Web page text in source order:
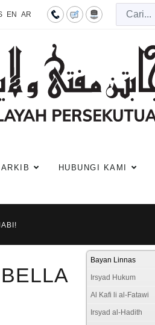
EN AR
ARKIB HUBUNGI KAMI
Bayan Linnas
Irsyad Hukum
Al Kafi li al-Fatawi
Irsyad al-Hadith